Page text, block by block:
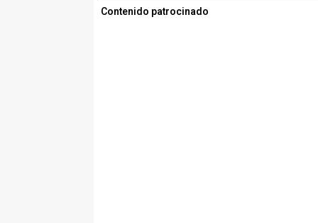
Contenido patrocinado